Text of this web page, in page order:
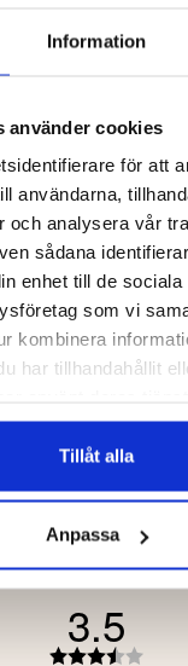
Information
använder cookies
för att
användarna,
och analysera vår
sådana
enhet till de sociala
som vi
kombinera
har tillhandahållit
Tillåt alla
Anpassa
OCKSÅ ÄR
3.5